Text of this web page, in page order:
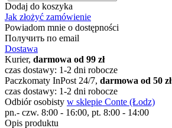
Dodaj do koszyka
Jak złożyć zamówienie
Powiadom mnie o dostępności
Получить по email
Dostawa
Kurier, darmowa od 99 zł
czas dostawy: 1-2 dni robocze
Paczkomaty InPost 24/7, darmowa od 50 zł
czas dostawy: 1-2 dni robocze
Odbiór osobisty w sklepie Conte (Łodz)
pn.- czw. 8:00 - 16:00, pt. 8:00 - 14:00
Opis produktu